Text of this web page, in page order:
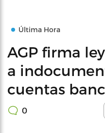
Última Hora
AGP firma
a
cuentas
0